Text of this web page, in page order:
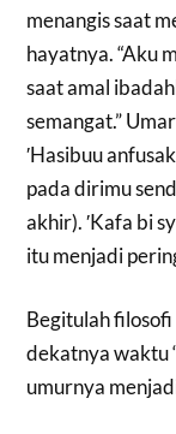
menangis saat
hayatnya. “Aku
saat amal
semangat.”
′Hasibuu
pada dirimu
akhir). ′Kafa bi
itu menjadi
Begitulah
dekatnya waktu
umurnya